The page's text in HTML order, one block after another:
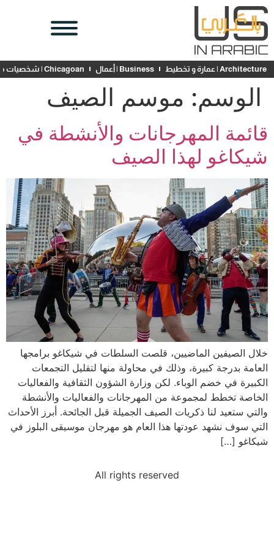
Architecture | عمارة و تخطيط Business | أعمال Chicagoan | شخصيات محلية
الوسم: موسم الصيف
قائمة المهرجانات والأنشطة في
شيكاغو لهذا الصيف
خلال الصيفين الماضيين، قلصت السلطات في شيكاغو برامجها
العامة بدرجة كبيرة، وذلك في محاولة منها لتقليل التجمعات
الكبيرة في خضم الوباء. لكن وزارة الشؤون الثقافية والفعاليات
الخاصة تخطط لمجموعة من المهرجانات والفعاليات والأنشطة
والتي ستعيد لنا ذكريات الصيف الجميلة قبل الجائحة. أبرز الأحداث
التي سوف نشهد عودتها هذا العام هو مهرجان موسيقى البلوز في
شيكاغو […]
All rights reserved